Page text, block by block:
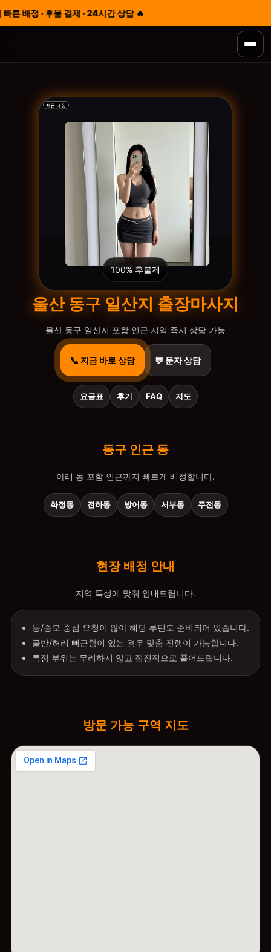
른 배정 · 후불 결제 · 24시간 상담 🔥
100% 후불제
울산 동구 일산지 출장마사지
울산 동구 일산지 포함 인근 지역 즉시 상담 가능
📞 지금 바로 상담 💬 문자 상담
요금표 후기 FAQ 지도
동구 인근 동
아래 동 포함 인근까지 빠르게 배정합니다.
화정동 전하동 방어동 서부동 주전동
현장 배정 안내
지역 특성에 맞춰 안내드립니다.
등/승모 중심 요청이 많아 해당 루틴도 준비되어 있습니다.
골반/허리 뻐근함이 있는 경우 맞춤 진행이 가능합니다.
특정 부위는 무리하지 않고 점진적으로 풀어드립니다.
방문 가능 구역 지도